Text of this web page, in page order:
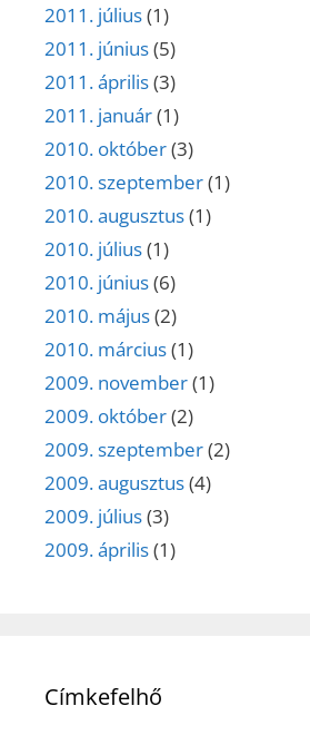
2011. július(1)
2011. június(5)
2011. április(3)
2011. január(1)
2010. október(3)
2010. szeptember(1)
2010. augusztus(1)
2010. július(1)
2010. június(6)
2010. május(2)
2010. március(1)
2009. november(1)
2009. október(2)
2009. szeptember(2)
2009. augusztus(4)
2009. július(3)
2009. április(1)
Címkefelhő